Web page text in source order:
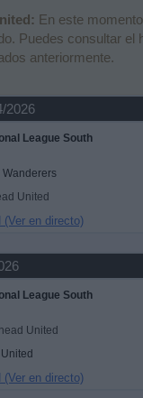
En este
Puedes consultar el
anteriormente.
2026
League South
Wanderers
United
(Ver en directo)
League South
United
(Ver en directo)